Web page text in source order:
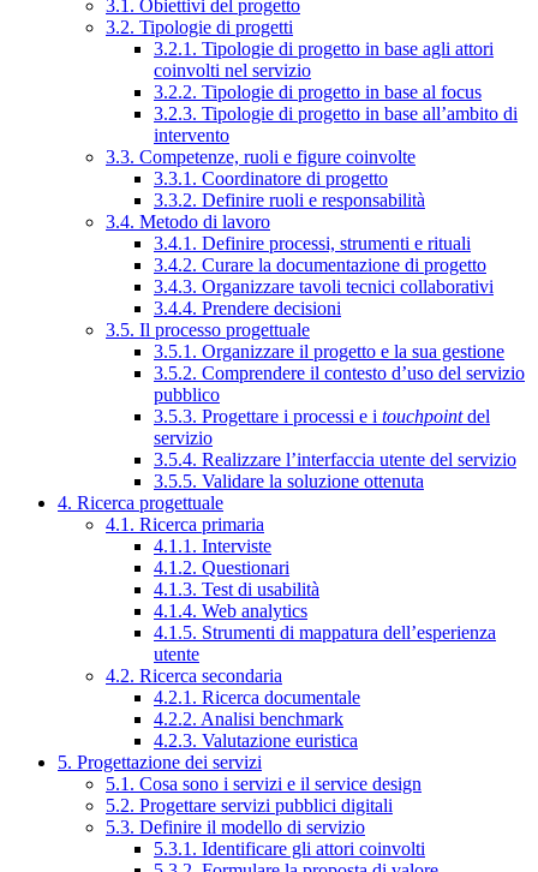
3.1. Obiettivi del progetto
3.2. Tipologie di progetti
3.2.1. Tipologie di progetto in base agli attori
coinvolti nel servizio
3.2.2. Tipologie di progetto in base al focus
3.2.3. Tipologie di progetto in base all’ambito di
intervento
3.3. Competenze, ruoli e figure coinvolte
3.3.1. Coordinatore di progetto
3.3.2. Definire ruoli e responsabilità
3.4. Metodo di lavoro
3.4.1. Definire processi, strumenti e rituali
3.4.2. Curare la documentazione di progetto
3.4.3. Organizzare tavoli tecnici collaborativi
3.4.4. Prendere decisioni
3.5. Il processo progettuale
3.5.1. Organizzare il progetto e la sua gestione
3.5.2. Comprendere il contesto d’uso del servizio
pubblico
3.5.3. Progettare i processi e i touchpointdel
servizio
3.5.4. Realizzare l’interfaccia utente del servizio
3.5.5. Validare la soluzione ottenuta
4. Ricerca progettuale
4.1. Ricerca primaria
4.1.1. Interviste
4.1.2. Questionari
4.1.3. Test di usabilità
4.1.4. Web analytics
4.1.5. Strumenti di mappatura dell’esperienza
utente
4.2. Ricerca secondaria
4.2.1. Ricerca documentale
4.2.2. Analisi benchmark
4.2.3. Valutazione euristica
5. Progettazione dei servizi
5.1. Cosa sono i servizi e il service design
5.2. Progettare servizi pubblici digitali
5.3. Definire il modello di servizio
5.3.1. Identificare gli attori coinvolti